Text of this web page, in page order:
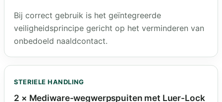
Bij correct gebruik is het geïntegreerde
veiligheidsprincipe gericht op het verminderen van
onbedoeld naaldcontact.
STERIELE HANDLING
2 × Mediware-wegwerpspuiten met Luer-Lock